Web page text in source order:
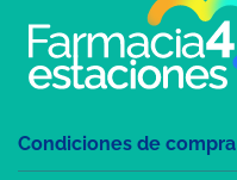
Condiciones de compra